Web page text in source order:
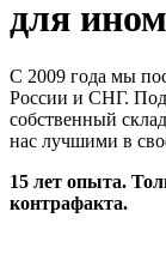
для
С 2009 года мы
России и СНГ.
собственный
нас лучшими в
15 лет опыта.
контрафакта.